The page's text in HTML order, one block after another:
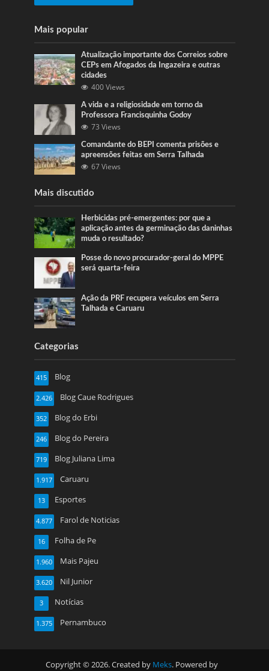
Mais popular
Atualização importante dos Correios sobre
CEPs em Afogados da Ingazeira e outras
cidades
400 Views
A vida e a religiosidade em torno da
Professora Francisquinha Godoy
73 Views
Comandante do BEPI comenta prisões e
apreensões feitas em Serra Talhada
67 Views
Mais discutido
Herbicidas pré-emergentes: por que a
aplicação antes da germinação das daninhas
muda o resultado?
Posse do novo procurador-geral do MPPE
será quarta-feira
Ação da PRF recupera veículos em Serra
Talhada e Caruaru
Categorias
Blog
415
Blog Caue Rodrigues
2.426
Blog do Erbi
352
Blog do Pereira
246
Blog Juliana Lima
719
Caruaru
1.917
Esportes
13
Farol de Noticias
4.877
Folha de Pe
16
Mais Pajeu
1.960
Nil Junior
3.620
Notícias
3
Pernambuco
1.375
Copyright © 2026. Created by Meks. Powered by